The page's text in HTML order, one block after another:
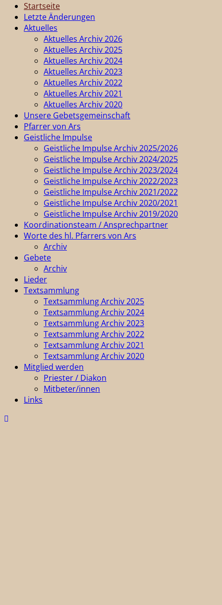
Startseite
Letzte Änderungen
Aktuelles
Aktuelles Archiv 2026
Aktuelles Archiv 2025
Aktuelles Archiv 2024
Aktuelles Archiv 2023
Aktuelles Archiv 2022
Aktuelles Archiv 2021
Aktuelles Archiv 2020
Unsere Gebetsgemeinschaft
Pfarrer von Ars
Geistliche Impulse
Geistliche Impulse Archiv 2025/2026
Geistliche Impulse Archiv 2024/2025
Geistliche Impulse Archiv 2023/2024
Geistliche Impulse Archiv 2022/2023
Geistliche Impulse Archiv 2021/2022
Geistliche Impulse Archiv 2020/2021
Geistliche Impulse Archiv 2019/2020
Koordinationsteam / Ansprechpartner
Worte des hl. Pfarrers von Ars
Archiv
Gebete
Archiv
Lieder
Textsammlung
Textsammlung Archiv 2025
Textsammlung Archiv 2024
Textsammlung Archiv 2023
Textsammlung Archiv 2022
Textsammlung Archiv 2021
Textsammlung Archiv 2020
Mitglied werden
Priester / Diakon
Mitbeter/innen
Links